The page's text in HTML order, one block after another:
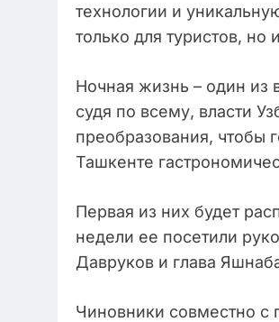
технологии и
только для туристов,
Ночная жизнь – один из
судя по всему, власти
преобразования, чтобы
Ташкенте
Первая из них будет
недели ее посетили
Давруков и глава
Чиновники совместно с